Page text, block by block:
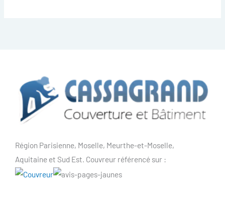
Région Parisienne, Moselle, Meurthe-et-Moselle,
Aquitaine et Sud Est. Couvreur référencé sur :